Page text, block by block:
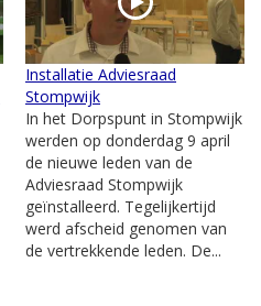
Installatie Adviesraad
Stompwijk
In het Dorpspunt in Stompwijk
werden op donderdag 9 april
de nieuwe leden van de
Adviesraad Stompwijk
geïnstalleerd. Tegelijkertijd
werd afscheid genomen van
de vertrekkende leden. De...